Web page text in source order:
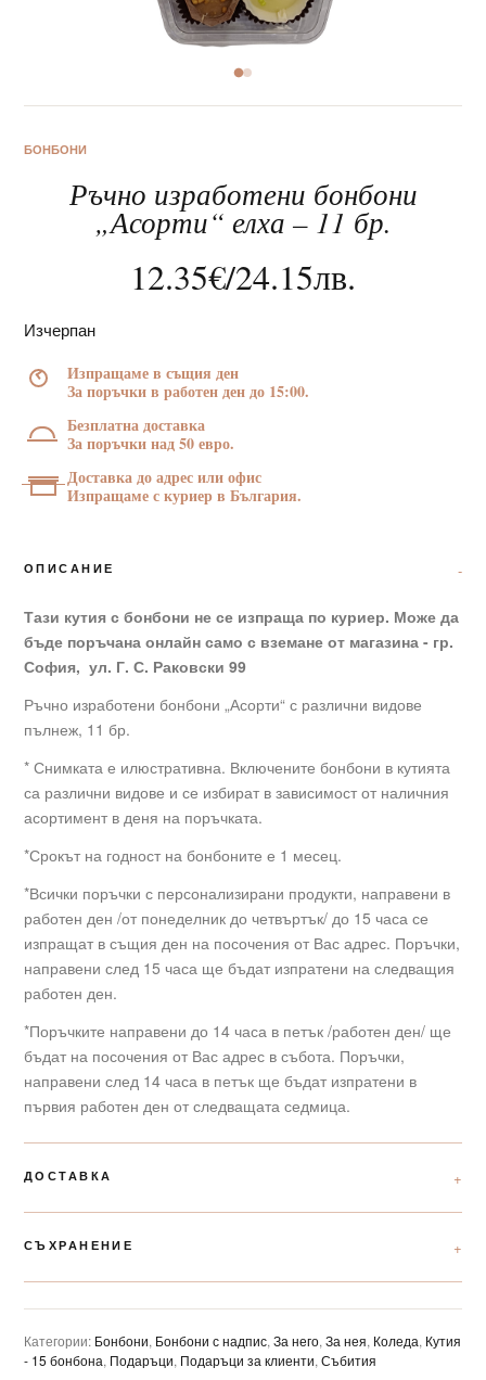
За нас
Клиентско обслужване
БОНБОНИ
Ръчно изработени бонбони
„Асорти“ елха – 11 бр.
12.35€/24.15лв.
Изчерпан
Изпращаме в същия ден
За поръчки в работен ден до 15:00.
Безплатна доставка
За поръчки над 50 евро.
Доставка до адрес или офис
Изпращаме с куриер в България.
ОПИСАНИЕ
Тази кутия с бонбони не се изпраща по куриер. Може да
бъде поръчана онлайн само с вземане от магазина - гр.
София, ул. Г. С. Раковски 99
Ръчно изработени бонбони „Асорти“ с различни видове
пълнеж, 11 бр.
* Снимката е илюстративна. Включените бонбони в кутията
са различни видове и се избират в зависимост от наличния
асортимент в деня на поръчката.
*Срокът на годност на бонбоните е 1 месец.
*Всички поръчки с персонализирани продукти, направени в
работен ден /от понеделник до четвъртък/ до 15 часа се
изпращат в същия ден на посочения от Вас адрес. Поръчки,
направени след 15 часа ще бъдат изпратени на следващия
работен ден.
*Поръчките направени до 14 часа в петък /работен ден/ ще
бъдат на посочения от Вас адрес в събота. Поръчки,
направени след 14 часа в петък ще бъдат изпратени в
първия работен ден от следващата седмица.
ДОСТАВКА
СЪХРАНЕНИЕ
Категории: Бонбони, Бонбони с надпис, За него, За нея, Коледа, Кутия
- 15 бонбона, Подаръци, Подаръци за клиенти, Събития